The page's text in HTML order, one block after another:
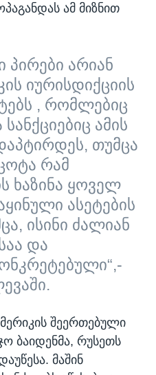
ამ მიზნით
პირები არიან
იურისდიქციის
, რომლებიც
ამის
თუმცა
რამ
ხაზინა ყოველ
ასეტების
ისინი ძალიან
და
შეერთებული
ბაიდენმა, რუსეთს
მაშინ